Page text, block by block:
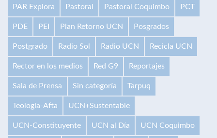
PAR Explora Pastoral Pastoral Coquimbo PCT
PDE PEI Plan Retorno UCN Posgrados
Postgrado Radio Sol Radio UCN Recicla UCN
Rector en los medios Red G9 Reportajes
Sala de Prensa Sin categoría Tarpuq
Teología-Afta UCN+Sustentable
UCN-Constituyente UCN al Día UCN Coquimbo